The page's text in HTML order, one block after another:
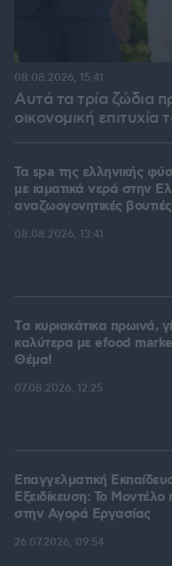
Αυτά τα τρία ζώδια
οικονομική
08.08.2026, 15:41
Τα spa της ελληνικής
με ιαματικά νερά στην
αναζωογονητικές βουτιές
08.08.2026, 13:41
Tα κυριακάτικα πρωινά,
καλύτερα με efood
Θέμα!
07.08.2026, 12:25
Επαγγελματική
Εξειδίκευση: Το Mοντέλο
στην Aγορά Eργασίας
26.07.2026, 09:54